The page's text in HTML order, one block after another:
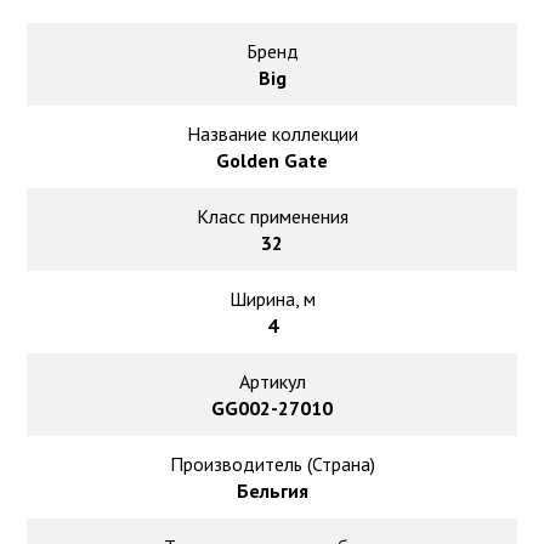
Ковролин под теплый пол
Бренд
Big
Название коллекции
Golden Gate
Класс применения
32
Ширина, м
4
Артикул
GG002-27010
Производитель (Страна)
Бельгия